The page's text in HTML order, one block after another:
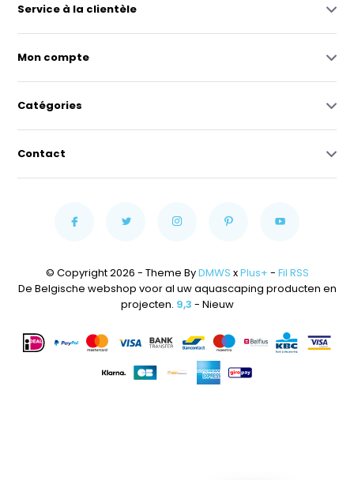
Service à la clientèle
Mon compte
Catégories
Contact
© Copyright 2026 - Theme ByDMWS xPlus+ - Fil RSS
De Belgische webshop voor al uw aquascaping producten en
projecten. 9,3 - Nieuw